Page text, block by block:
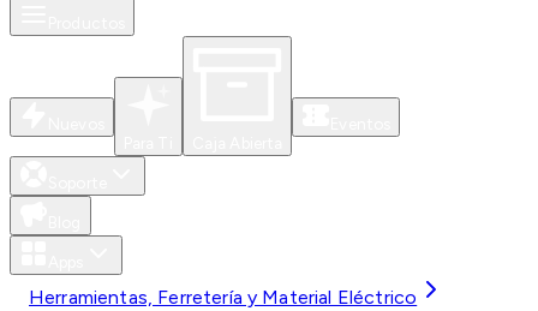
Herramientas, Ferretería y Material Eléctrico